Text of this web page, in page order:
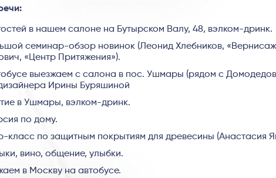
в нашем салоне на Бутырском Валу, 48, вэлком-дринк.
семинар-обзор новинок (Леонид Хлебников,
«Центр Притяжения»).
выезжаем с салона в пос. Ушмары (рядом с
Ирины Буряшиной
в Ушмары, вэлком-дринк.
по дому.
класс по защитным покрытиям для древесины (Анастасия
вино, общение, улыбки.
в Москву на автобусе.